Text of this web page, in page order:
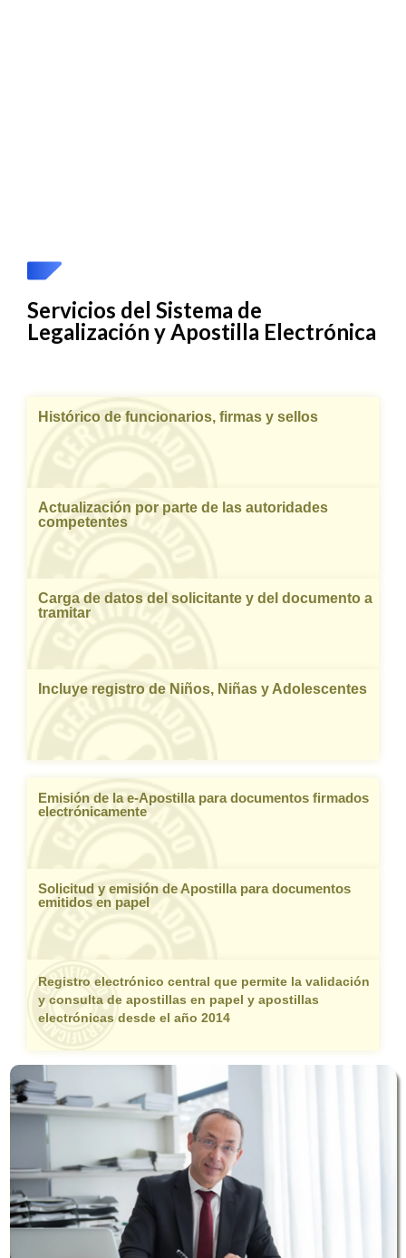
Servicios del Sistema de
Legalización y Apostilla Electrónica
Histórico de funcionarios, firmas y sellos
Actualización por parte de las autoridades
competentes
Carga de datos del solicitante y del documento a
tramitar
Incluye registro de Niños, Niñas y Adolescentes
Emisión de la e-Apostilla para documentos firmados
electrónicamente
Solicitud y emisión de Apostilla para documentos
emitidos en papel
Registro electrónico central que permite la validación
y consulta de apostillas en papel y apostillas
electrónicas desde el año 2014